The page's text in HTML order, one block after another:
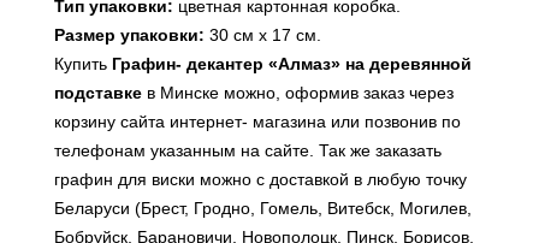
Тип упаковки: цветная картонная коробка.
Размер упаковки: 30 см х 17 см.
Купить Графин- декантер «Алмаз» на деревянной
подставке в Минске можно, оформив заказ через
корзину сайта интернет- магазина или позвонив по
телефонам указанным на сайте. Так же заказать
графин для виски можно с доставкой в любую точку
Беларуси (Брест, Гродно, Гомель, Витебск, Могилев,
Бобруйск, Барановичи, Новополоцк, Пинск, Борисов,